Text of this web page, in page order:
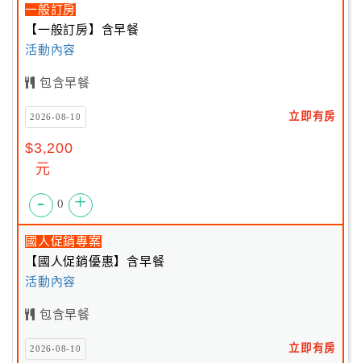
一般訂房
【一般訂房】含早餐
活動內容
包含早餐
2026-08-10 立即有房
$3,200
元
- 0 +
國人促銷專案
【國人促銷優惠】含早餐
活動內容
包含早餐
2026-08-10 立即有房